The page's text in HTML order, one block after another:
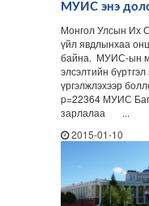
МУИС энэ
Монгол Улсын Их
үйл явдлынхаа
байна. МУИС-ын
элсэлтийн
үргэлжлэхээр
p=22364 МУИС
зарлалаа ...
2015-01-10